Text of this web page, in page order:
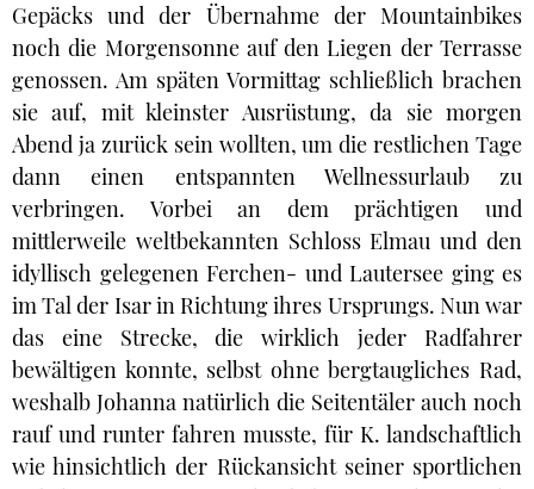
Gepäcks und der Übernahme der Mountainbikes
noch die Morgensonne auf den Liegen der Terrasse
genossen. Am späten Vormittag schließlich brachen
sie auf, mit kleinster Ausrüstung, da sie morgen
Abend ja zurück sein wollten, um die restlichen Tage
dann einen entspannten Wellnessurlaub zu
verbringen. Vorbei an dem prächtigen und
mittlerweile weltbekannten Schloss Elmau und den
idyllisch gelegenen Ferchen- und Lautersee ging es
im Tal der Isar in Richtung ihres Ursprungs. Nun war
das eine Strecke, die wirklich jeder Radfahrer
bewältigen konnte, selbst ohne bergtaugliches Rad,
weshalb Johanna natürlich die Seitentäler auch noch
rauf und runter fahren musste, für K. landschaftlich
wie hinsichtlich der Rückansicht seiner sportlichen